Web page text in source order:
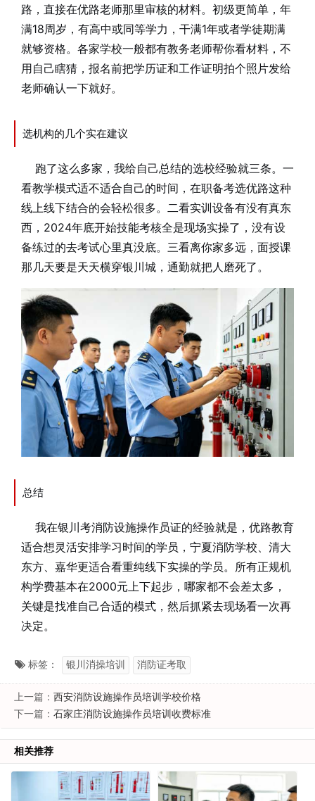
路，直接在优路老师那里审核的材料。初级更简单，年
满18周岁，有高中或同等学力，干满1年或者学徒期满
就够资格。各家学校一般都有教务老师帮你看材料，不
用自己瞎猜，报名前把学历证和工作证明拍个照片发给
老师确认一下就好。
选机构的几个实在建议
跑了这么多家，我给自己总结的选校经验就三条。一
看教学模式适不适合自己的时间，在职备考选优路这种
线上线下结合的会轻松很多。二看实训设备有没有真东
西，2024年底开始技能考核全是现场实操了，没有设
备练过的去考试心里真没底。三看离你家多远，面授课
那几天要是天天横穿银川城，通勤就把人磨死了。
总结
我在银川考消防设施操作员证的经验就是，优路教育
适合想灵活安排学习时间的学员，宁夏消防学校、清大
东方、嘉华更适合看重纯线下实操的学员。所有正规机
构学费基本在2000元上下起步，哪家都不会差太多，
关键是找准自己合适的模式，然后抓紧去现场看一次再
决定。
标签： 银川消操培训 消防证考取
上一篇： 西安消防设施操作员培训学校价格
下一篇： 石家庄消防设施操作员培训收费标准
相关推荐